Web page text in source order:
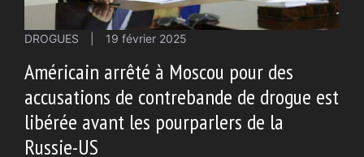
DROGUES 19 février 2025
Américain arrêté à Moscou pour des
accusations de contrebande de drogue est
libérée avant les pourparlers de la
Russie-US